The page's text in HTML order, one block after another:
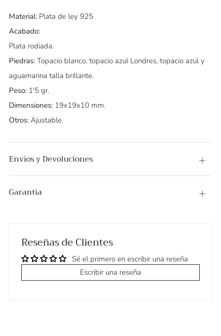
Material: Plata de ley 925
Acabado:
Plata rodiada.
Piedras: Topacio blanco, topacio azul Londres, topacio azul y
aguamarina talla brillante.
Peso: 1'5 gr.
Dimensiones: 19x19x10 mm.
Otros: Ajustable.
Envíos y Devoluciones
Garantía
Reseñas de Clientes
Sé el primero en escribir una reseña
Escribir una reseña